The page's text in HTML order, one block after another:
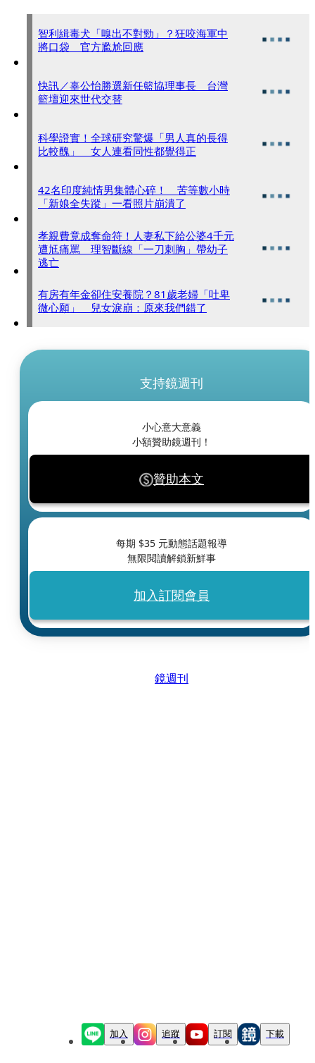
智利緝毒犬「嗅出不對勁」？狂咬海軍中
將口袋 官方尷尬回應
快訊／辜公怡勝選新任籃協理事長 台灣
籃壇迎來世代交替
科學證實！全球研究驚爆「男人真的長得
比較醜」 女人連看同性都覺得正
42名印度純情男集體心碎！ 苦等數小時
「新娘全失蹤」一看照片崩潰了
孝親費竟成奪命符！人妻私下給公婆4千元
遭尪痛罵 理智斷線「一刀刺胸」帶幼子
逃亡
有房有年金卻住安養院？81歲老婦「吐卑
微心願」 兒女淚崩：原來我們錯了
支持鏡週刊
小心意大意義
小額贊助鏡週刊！
贊助本文
每期 $35 元動態話題報導
無限閱讀解鎖新鮮事
加入訂閱會員
鏡週刊
加入 追蹤 訂閱 下載